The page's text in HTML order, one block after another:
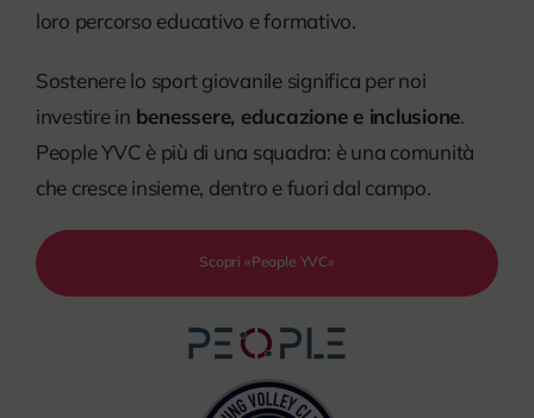
loro percorso educativo e formativo.
Sostenere lo sport giovanile significa per noi
investire in benessere, educazione e inclusione.
People YVC è più di una squadra: è una comunità
che cresce insieme, dentro e fuori dal campo.
Scopri «People YVC»